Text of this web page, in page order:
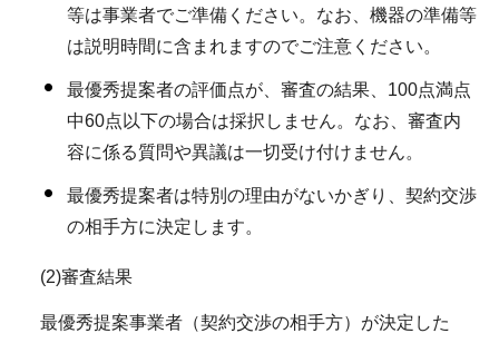
等は事業者でご準備ください。なお、機器の準備等
は説明時間に含まれますのでご注意ください。
最優秀提案者の評価点が、審査の結果、100点満点
中60点以下の場合は採択しません。なお、審査内
容に係る質問や異議は一切受け付けません。
最優秀提案者は特別の理由がないかぎり、契約交渉
の相手方に決定します。
(2)審査結果
最優秀提案事業者（契約交渉の相手方）が決定した